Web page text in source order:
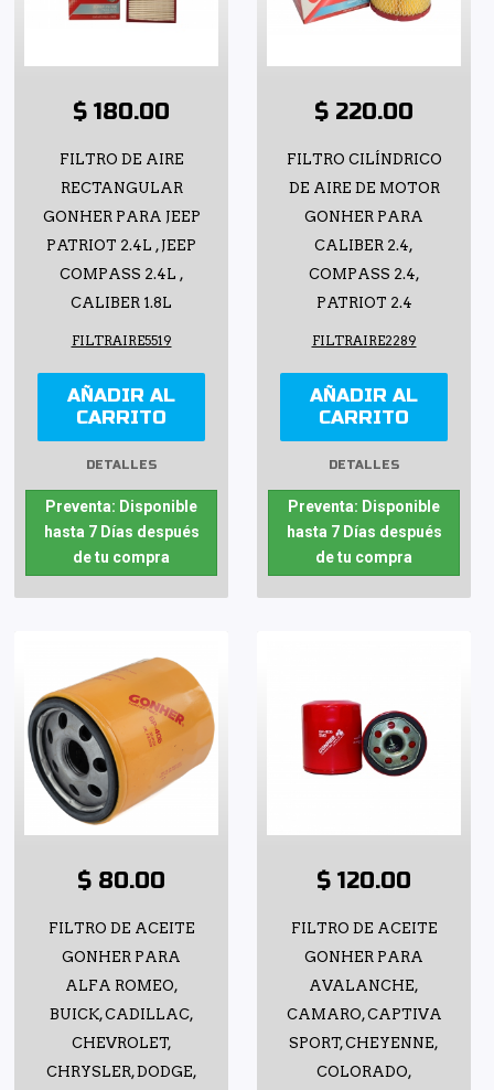
$ 180.00
FILTRO DE AIRE
RECTANGULAR
GONHER PARA JEEP
PATRIOT 2.4L , JEEP
COMPASS 2.4L ,
CALIBER 1.8L
FILTRAIRE5519
AÑADIR AL
CARRITO
DETALLES
Preventa: Disponible
hasta 7 Días después
de tu compra
$ 220.00
FILTRO CILÍNDRICO
DE AIRE DE MOTOR
GONHER PARA
CALIBER 2.4,
COMPASS 2.4,
PATRIOT 2.4
FILTRAIRE2289
AÑADIR AL
CARRITO
DETALLES
Preventa: Disponible
hasta 7 Días después
de tu compra
$ 80.00
FILTRO DE ACEITE
GONHER PARA
ALFA ROMEO,
BUICK, CADILLAC,
CHEVROLET,
CHRYSLER, DODGE,
$ 120.00
FILTRO DE ACEITE
GONHER PARA
AVALANCHE,
CAMARO, CAPTIVA
SPORT, CHEYENNE,
COLORADO,